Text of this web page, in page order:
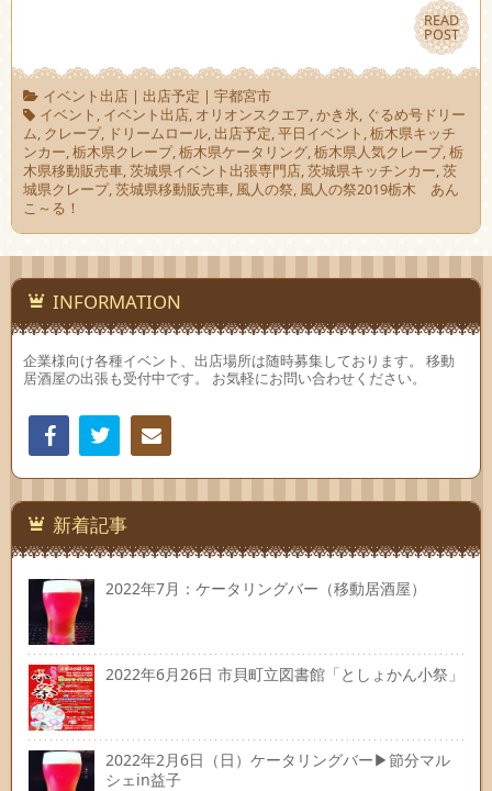
READ
POST
READ
POST
イベント出店| 出店予定 | 宇都宮市
イベント , イベント出店, オリオンスクエア,かき氷, ぐるめ号ドリー
ム, クレープ, ドリームロール, 出店予定,平日イベント ,栃木県キッチ
ンカー,栃木県クレープ,栃木県ケータリング,栃木県人気クレープ,栃
木県移動販売車,茨城県イベント出張専門店,茨城県キッチンカー,茨
城県クレープ,茨城県移動販売車, 風人の祭, 風人の祭2019栃木 あん
こ～る！
INFORMATION
企業様向け各種イベント、出店場所は随時募集しております。 移動
居酒屋の出張も受付中です。 お気軽にお問い合わせください。
Facebook
連絡
新着記事
2022年7月：ケータリングバー（移動居酒屋）
2022年6月26日 市貝町立図書館「としょかん小祭」
2022年2月6日（日）ケータリングバー▶節分マル
シェin益子